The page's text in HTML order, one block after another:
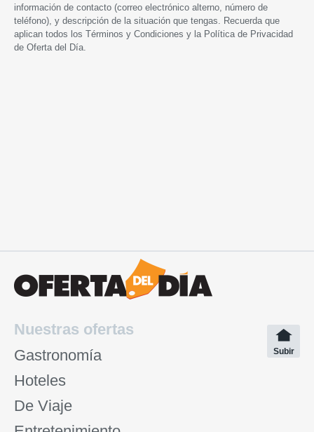
información de contacto (correo electrónico alterno, número de
teléfono), y descripción de la situación que tengas. Recuerda que
aplican todos los Términos y Condiciones y la Política de Privacidad
de Oferta del Día.
Nuestras ofertas
Gastronomía
Hoteles
De Viaje
Subir